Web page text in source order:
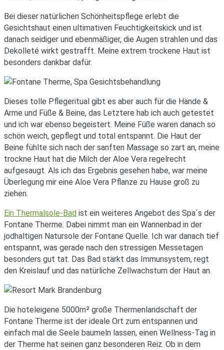
Bei dieser natürlichen Schönheitspflege erlebt die
Gesichtshaut einen ultimativen Feuchtigkeitskick und ist
danach seidiger und ebenmäßiger, die Augen strahlen und das
Dekolleté wirkt gestrafft. Meine extrem trockene Haut ist
besonders dankbar dafür.
Dieses tolle Pflegeritual gibt es aber auch für die Hände &
Arme und Füße & Beine, das Letztere hab ich auch getestet
und ich war ebenso begeistert. Meine Füße waren danach so
schön weich, gepflegt und total entspannt. Die Haut der
Beine fühlte sich nach der sanften Massage so zart an, meine
trockne Haut hat die Milch der Aloe Vera regelrecht
aufgesaugt. Als ich das Ergebnis gesehen habe, war meine
Überlegung mir eine Aloe Vera Pflanze zu Hause groß zu
ziehen.
Ein Thermalsole-Bad ist ein weiteres Angebot des Spa´s der
Fontane Therme. Dabei nimmt man ein Wannenbad in der
jodhaltigen Natursole der Fontane Quelle. Ich war danach tief
entspannt, was gerade nach den stressigen Messetagen
besonders gut tat. Das Bad stärkt das Immunsystem, regt
den Kreislauf und das natürliche Zellwachstum der Haut an.
Die hoteleigene 5000m² große Thermenlandschaft der
Fontane Therme ist der ideale Ort zum entspannen und
einfach mal die Seele baumeln lassen, einen Wellness-Tag in
der Therme hat seinen ganz besonderen Reiz. Ob in dem